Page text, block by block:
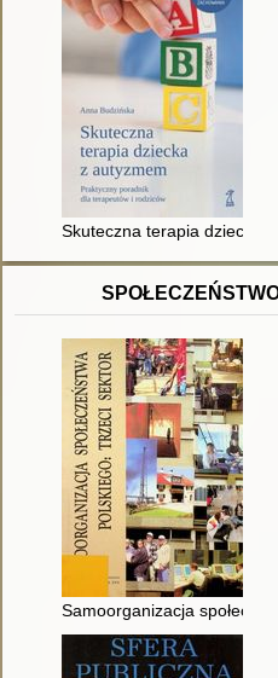
Skuteczna terapia dziecka
Samoorganizacja